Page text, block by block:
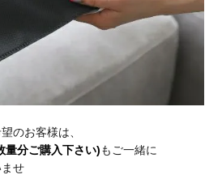
のお客様は、
量分ご購入下さい)もご一緒に
せ